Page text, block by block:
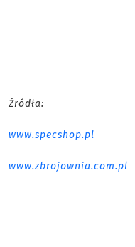
Źródła:
www.specshop.pl
www.zbrojownia.com.pl